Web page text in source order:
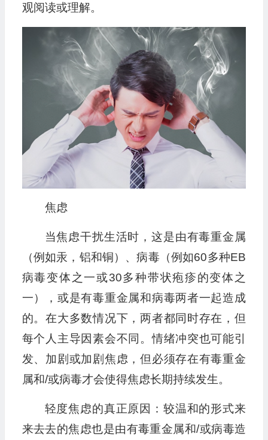
观阅读或理解。
焦虑
当焦虑干扰生活时，这是由有毒重金属
（例如汞，铝和铜）、病毒（例如60多种EB
病毒变体之一或30多种带状疱疹的变体之
一），或是有毒重金属和病毒两者一起造成
的。在大多数情况下，两者都同时存在，但
每个人主导因素会不同。情绪冲突也可能引
发、加剧或加剧焦虑，但必须存在有毒重金
属和/或病毒才会使得焦虑长期持续发生。
轻度焦虑的真正原因：较温和的形式来
来去去的焦虑也是由有毒重金属和/或病毒造